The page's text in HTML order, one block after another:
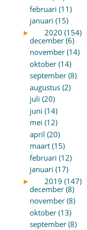
februari (11)
januari (15)
►
2020 (154)
december (6)
november (14)
oktober (14)
september (8)
augustus (2)
juli (20)
juni (14)
mei (12)
april (20)
maart (15)
februari (12)
januari (17)
►
2019 (147)
december (8)
november (8)
oktober (13)
september (8)